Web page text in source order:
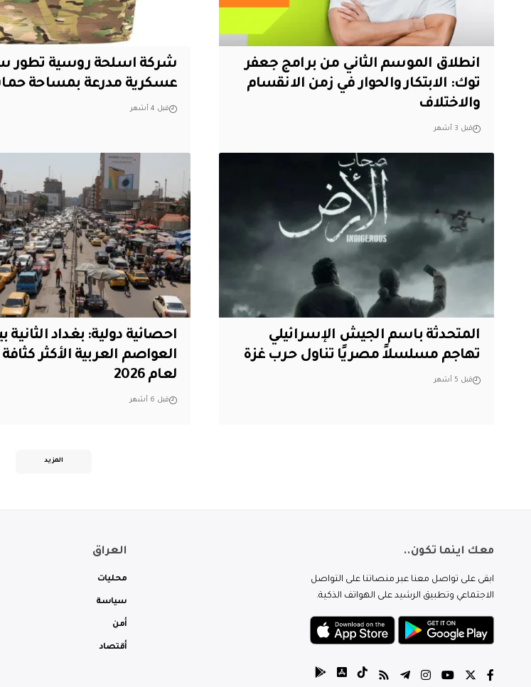
انطلاق الموسم الثاني من برامج جعفر
توك: الابتكار والحوار في زمن الانقسام
والاختلاف
قبل 3 أشهر
شركة اسلحة روسية تطور
عسكرية مدرعة بمساحة
قبل 4 أشهر
المتحدثة باسم الجيش الإسرائيلي
تهاجم مسلسلاً مصريًا تناول حرب غزة
قبل 5 أشهر
احصائية دولية: بغداد الثانية
العواصم العربية الأكثر
لعام 2026
قبل 6 أشهر
المزيد
معك اينما تكون..
ابقى على تواصل معنا عبر منصاتنا على التواصل
الاجتماعي وتطبيق الرشيد على الهواتف الذكية.
العراق
محليات
سياسة
أمن
أقتصاد